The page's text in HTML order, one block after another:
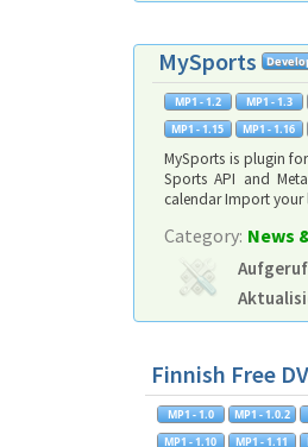
MySports
MySports is plugin
Sports API and
calendar Import your
Category: News
Finnish Free